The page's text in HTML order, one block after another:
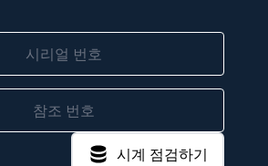
시계 점검하기